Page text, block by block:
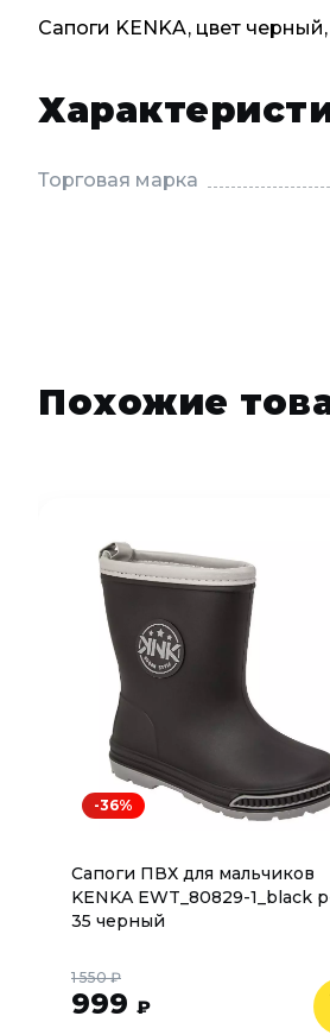
Сапоги KENKA, цвет
Торговая марка
Похожие
Сапоги ПВХ для мальчиков
KENKA EWT_80829-1_black
35 черный
999 ₽
1 550 ₽
-36%